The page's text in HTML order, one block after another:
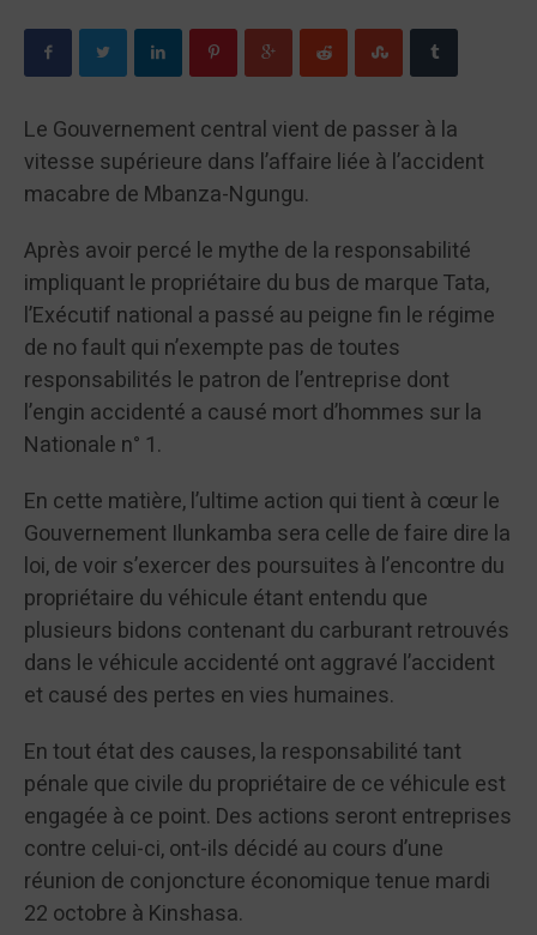
Le Gouvernement central vient de passer à la
vitesse supérieure dans l’affaire liée à l’accident
macabre de Mbanza-Ngungu.
Après avoir percé le mythe de la responsabilité
impliquant le propriétaire du bus de marque Tata,
l’Exécutif national a passé au peigne fin le régime
de no fault qui n’exempte pas de toutes
responsabilités le patron de l’entreprise dont
l’engin accidenté a causé mort d’hommes sur la
Nationale n° 1.
En cette matière, l’ultime action qui tient à cœur le
Gouvernement Ilunkamba sera celle de faire dire la
loi, de voir s’exercer des poursuites à l’encontre du
propriétaire du véhicule étant entendu que
plusieurs bidons contenant du carburant retrouvés
dans le véhicule accidenté ont aggravé l’accident
et causé des pertes en vies humaines.
En tout état des causes, la responsabilité tant
pénale que civile du propriétaire de ce véhicule est
engagée à ce point. Des actions seront entreprises
contre celui-ci, ont-ils décidé au cours d’une
réunion de conjoncture économique tenue mardi
22 octobre à Kinshasa.